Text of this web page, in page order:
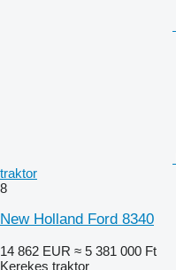
traktor
8
New Holland Ford 8340
14 862 EUR ≈ 5 381 000 Ft
Kerekes traktor